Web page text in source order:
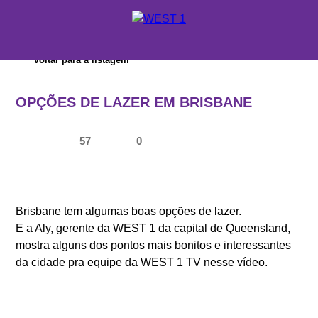
SUPORTE WEST 1
PROMOÇÕES
CONSULTORES EDUCACIONAIS
Voltar para a listagem
OPÇÕES DE LAZER EM BRISBANE
57 0
Brisbane tem algumas boas opções de lazer.
E a Aly, gerente da WEST 1 da capital de Queensland,
mostra alguns dos pontos mais bonitos e interessantes
da cidade pra equipe da WEST 1 TV nesse vídeo.